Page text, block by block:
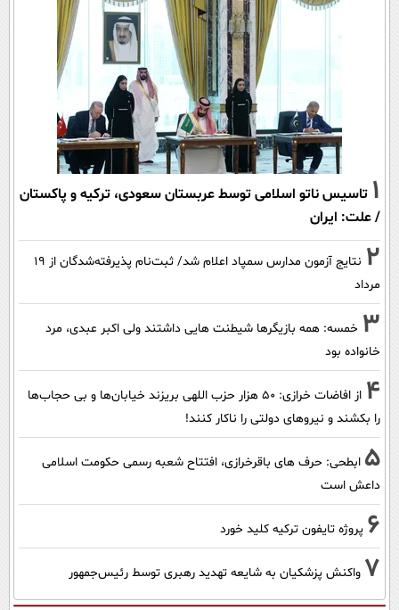
1 تاسیس ناتو اسلامی توسط عربستان سعودی، ترکیه و پاکستان
/ علت: ایران
2
نتایج آزمون مدارس سمپاد اعلام شد/ ثبت‌نام پذیرفته‌شدگان از ۱۹
مرداد
3 خمسه: همه بازیگرها شیطنت هایی داشتند ولی اکبر عبدی، مرد
خانواده بود
4
از افاضات خرازی: ۵۰ هزار حزب اللهی بریزند خیابان‌ها و بی حجاب‌ها
را بکشند و نیرو‌های دولتی را ناکار کنند!
5 ابطحی: حرف های باقرخرازی، افتتاح شعبه رسمی حکومت اسلامی
داعش است
6 پروژه تایفون ترکیه کلید خورد
7 واکنش پزشکیان به شایعه تهدید رهبری توسط رئیس‌جمهور